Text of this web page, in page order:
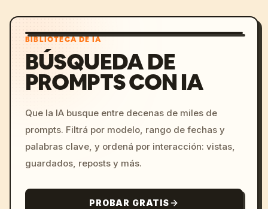
BIBLIOTECA DE IA
BÚSQUEDA DE
PROMPTS CON IA
Que la IA busque entre decenas de miles de
prompts. Filtrá por modelo, rango de fechas y
palabras clave, y ordená por interacción: vistas,
guardados, reposts y más.
PROBAR GRATIS